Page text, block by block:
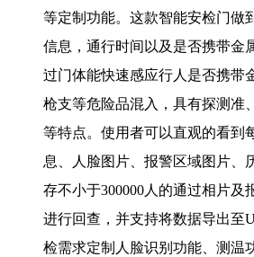
等定制功能。这款智能安检门做
信息，通行时间以及是否携带金
过门体能快速感应行人是否携带
枪支等危险品混入，具有探测准
等特点。使用者可以直观的看到
息、人脸图片、报警区域图片、
存不小于300000人的通过相片及
进行回查，并支持将数据导出至
检需求定制人脸识别功能、测温